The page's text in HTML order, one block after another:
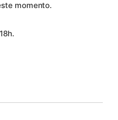
momento.